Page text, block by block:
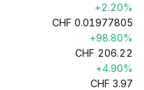
+2.20%
CHF 0.01977805
+98.80%
CHF 206.22
+4.90%
CHF 3.97